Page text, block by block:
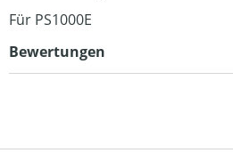
Für PS1000E
Bewertungen